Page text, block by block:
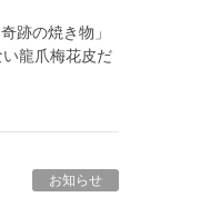
跡の焼き物」
龍爪梅花皮だ
お知らせ